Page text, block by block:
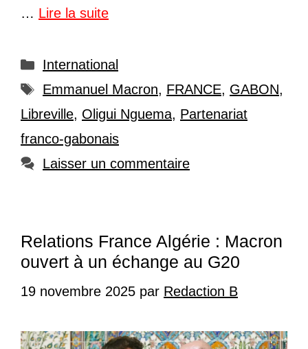
… Lire la suite
Catégories
International
Étiquettes
Emmanuel Macron, FRANCE, GABON,
Libreville, Oligui Nguema, Partenariat
franco-gabonais
Laisser un commentaire
Relations France Algérie : Macron
ouvert à un échange au G20
19 novembre 2025 par Redaction B